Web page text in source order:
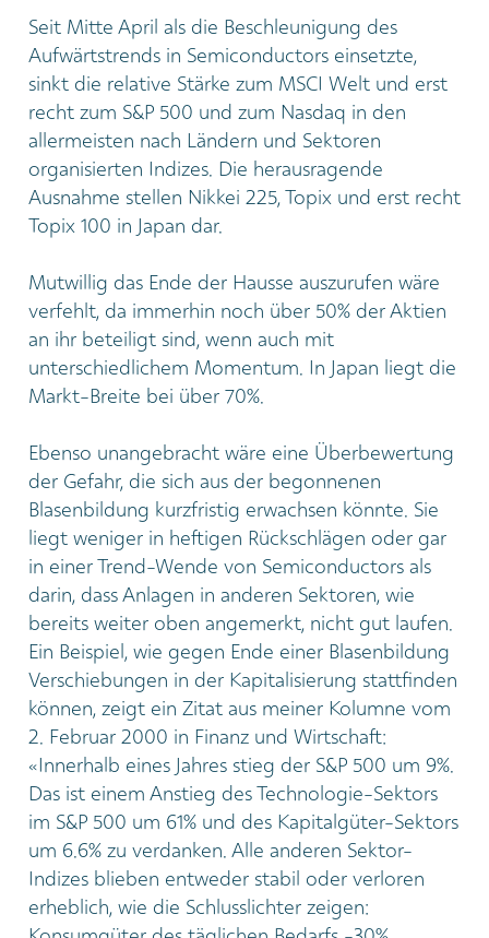
Seit Mitte April als die Beschleunigung des
Aufwärtstrends in Semiconductors einsetzte,
sinkt die relative Stärke zum MSCI Welt und erst
recht zum S&P 500 und zum Nasdaq in den
allermeisten nach Ländern und Sektoren
organisierten Indizes. Die herausragende
Ausnahme stellen Nikkei 225, Topix und erst recht
Topix 100 in Japan dar.
Mutwillig das Ende der Hausse auszurufen wäre
verfehlt, da immerhin noch über 50% der Aktien
an ihr beteiligt sind, wenn auch mit
unterschiedlichem Momentum. In Japan liegt die
Markt-Breite bei über 70%.
Ebenso unangebracht wäre eine Überbewertung
der Gefahr, die sich aus der begonnenen
Blasenbildung kurzfristig erwachsen könnte. Sie
liegt weniger in heftigen Rückschlägen oder gar
in einer Trend-Wende von Semiconductors als
darin, dass Anlagen in anderen Sektoren, wie
bereits weiter oben angemerkt, nicht gut laufen.
Ein Beispiel, wie gegen Ende einer Blasenbildung
Verschiebungen in der Kapitalisierung stattfinden
können, zeigt ein Zitat aus meiner Kolumne vom
2. Februar 2000 in Finanz und Wirtschaft:
«Innerhalb eines Jahres stieg der S&P 500 um 9%.
Das ist einem Anstieg des Technologie-Sektors
im S&P 500 um 61% und des Kapitalgüter-Sektors
um 6.6% zu verdanken. Alle anderen Sektor-
Indizes blieben entweder stabil oder verloren
erheblich, wie die Schlusslichter zeigen: